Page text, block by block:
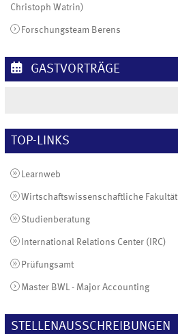
Christoph Watrin)
Forschungsteam Berens
GASTVORTRÄGE
TOP-LINKS
Learnweb
Wirtschaftswissenschaftliche Fakultät
Studienberatung
International Relations Center (IRC)
Prüfungsamt
Master BWL - Major Accounting
STELLENAUSSCHREIBUNGEN